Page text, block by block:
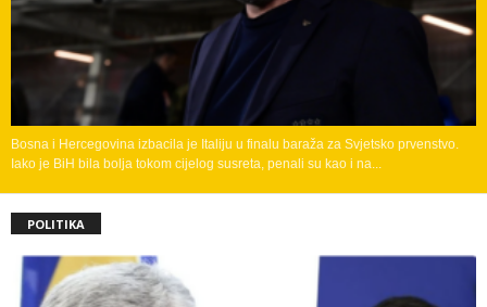
Bosna i Hercegovina izbacila je Italiju u finalu baraža za Svjetsko prvenstvo.
Iako je BiH bila bolja tokom cijelog susreta, penali su kao i na...
POLITIKA